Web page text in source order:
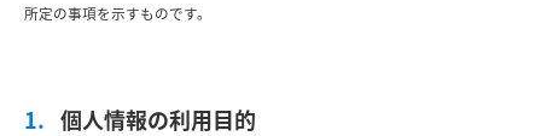
所定の事項を示すものです。
個人情報の利用目的